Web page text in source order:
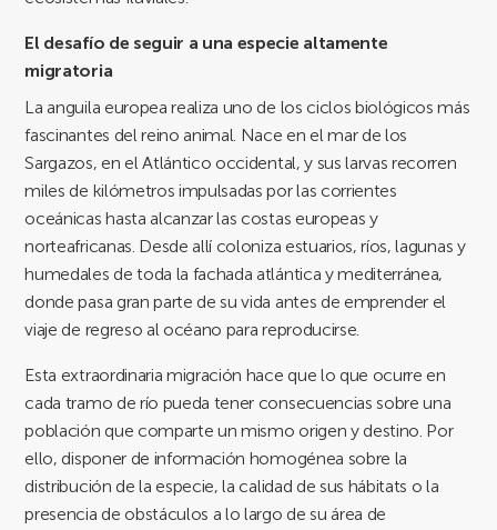
El desafío de seguir a una especie altamente
migratoria
La anguila europea realiza uno de los ciclos biológicos más
fascinantes del reino animal. Nace en el mar de los
Sargazos, en el Atlántico occidental, y sus larvas recorren
miles de kilómetros impulsadas por las corrientes
oceánicas hasta alcanzar las costas europeas y
norteafricanas. Desde allí coloniza estuarios, ríos, lagunas y
humedales de toda la fachada atlántica y mediterránea,
donde pasa gran parte de su vida antes de emprender el
viaje de regreso al océano para reproducirse.
Esta extraordinaria migración hace que lo que ocurre en
cada tramo de río pueda tener consecuencias sobre una
población que comparte un mismo origen y destino. Por
ello, disponer de información homogénea sobre la
distribución de la especie, la calidad de sus hábitats o la
presencia de obstáculos a lo largo de su área de